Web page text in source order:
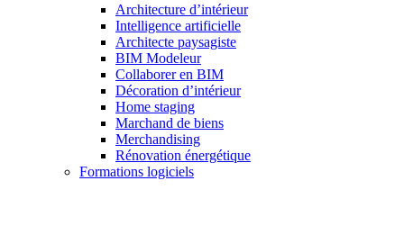
Architecture d’intérieur
Intelligence artificielle
Architecte paysagiste
BIM Modeleur
Collaborer en BIM
Décoration d’intérieur
Home staging
Marchand de biens
Merchandising
Rénovation énergétique
Formations logiciels